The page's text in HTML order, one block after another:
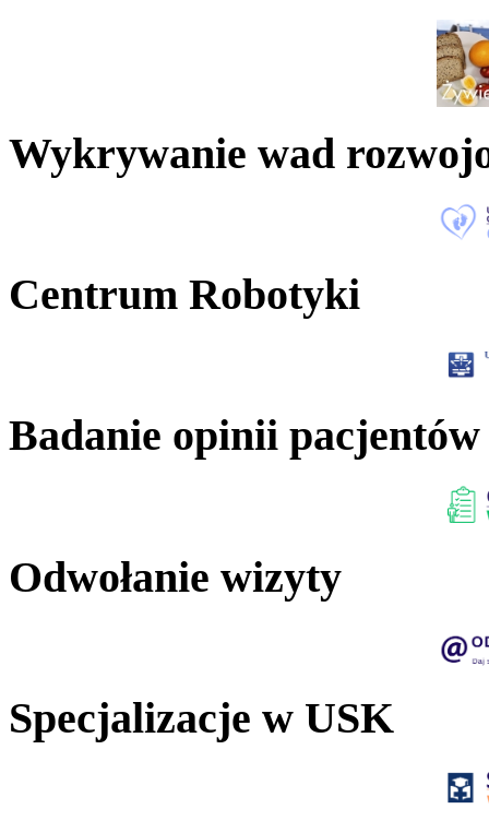
Wykrywanie wad
Centrum Robotyki
Badanie opinii pacjentów
Odwołanie wizyty
Specjalizacje w USK